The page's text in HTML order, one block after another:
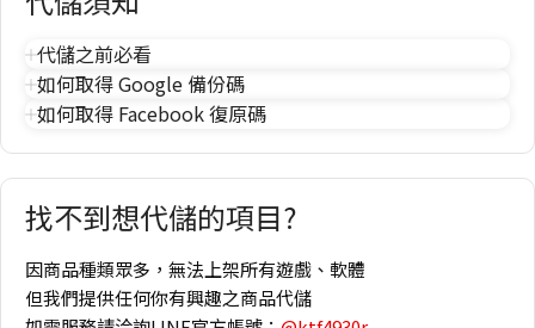
代儲之前必看
如何取得 Google 備份碼
如何取得 Facebook 復原碼
找不到想代儲的項目?
因商品種類眾多，無法上架所有遊戲、軟體
但我們提供任何你有興趣之商品代儲